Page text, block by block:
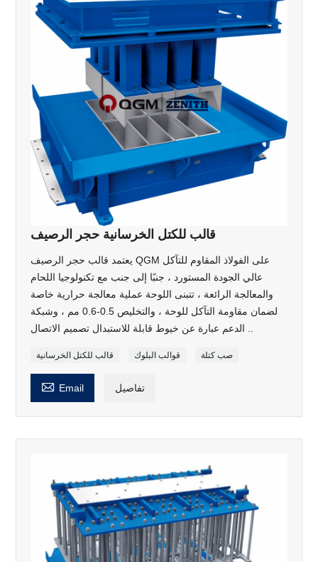
قالب للكتل الخرسانية حجر الرصيف
يعتمد قالب حجر الرصيف QGM على الفولاذ المقاوم للتآكل
عالي الجودة المستورد ، جنبًا إلى جنب مع تكنولوجيا اللحام
والمعالجة الرائعة ، تتبنى اللوحة عملية معالجة حرارية خاصة
لضمان مقاومة التآكل للوحة ، والتخليص 0.5-0.6 مم ، وشبكة
قالب للكتل الخرسانية قوالب البلوك صب كتلة
 Email تفاصيل